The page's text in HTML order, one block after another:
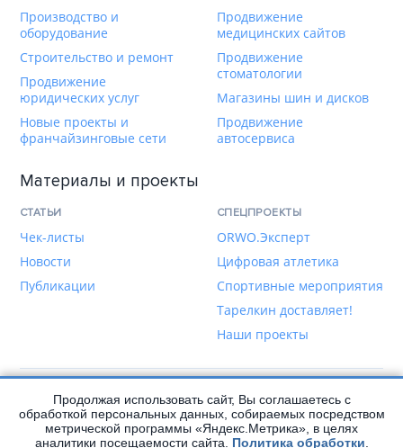
Производство и
оборудование
Строительство и ремонт
Продвижение
юридических услуг
Новые проекты и
франчайзинговые сети
Продвижение
медицинских сайтов
Продвижение
стоматологии
Магазины шин и дисков
Продвижение
автосервиса
Материалы и проекты
СТАТЬИ
Чек-листы
Новости
Публикации
СПЕЦПРОЕКТЫ
ORWO.Эксперт
Цифровая атлетика
Спортивные мероприятия
Тарелкин доставляет!
Наши проекты
Написать нам
Продолжая использовать сайт, Вы соглашаетесь с
обработкой персональных данных, собираемых посредством
метрической программы «Яндекс.Метрика», в целях
аналитики посещаемости сайта. Политика обработки